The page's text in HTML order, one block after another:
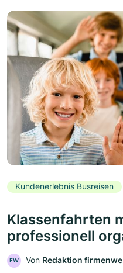
Kundenerlebnis Busreisen
Klassenfahrten
professionell
FW Von Redaktion